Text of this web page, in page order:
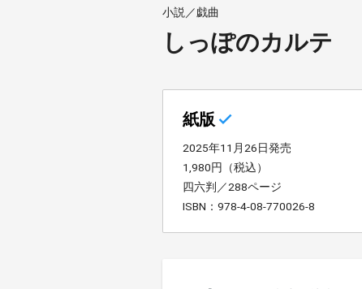
小説／戯曲
しっぽのカルテ
紙版
2025年11月26日発売
1,980円（税込）
四六判／288ページ
ISBN：978-4-08-770026-8